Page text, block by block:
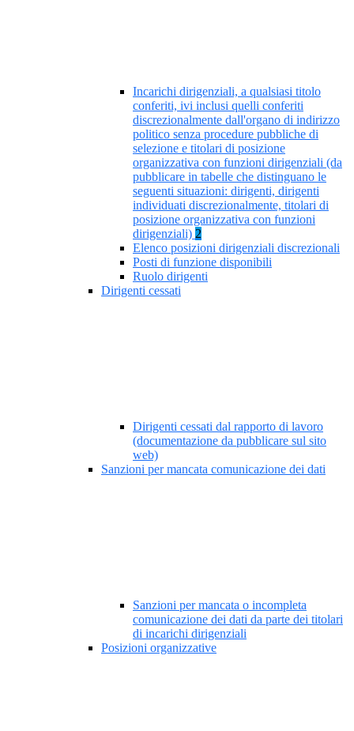
Incarichi dirigenziali, a qualsiasi titolo
conferiti, ivi inclusi quelli conferiti
discrezionalmente dall'organo di indirizzo
politico senza procedure pubbliche di
selezione e titolari di posizione
organizzativa con funzioni dirigenziali (da
pubblicare in tabelle che distinguano le
seguenti situazioni: dirigenti, dirigenti
individuati discrezionalmente, titolari di
posizione organizzativa con funzioni
dirigenziali) 2
Elenco posizioni dirigenziali discrezionali
Posti di funzione disponibili
Ruolo dirigenti
Dirigenti cessati
Dirigenti cessati dal rapporto di lavoro
(documentazione da pubblicare sul sito
web)
Sanzioni per mancata comunicazione dei dati
Sanzioni per mancata o incompleta
comunicazione dei dati da parte dei titolari
di incarichi dirigenziali
Posizioni organizzative